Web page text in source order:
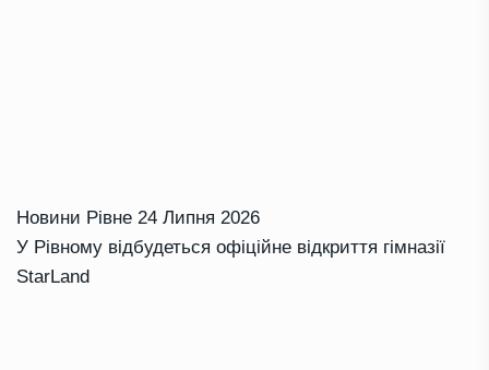
Новини Рівне 24 Липня 2026
У Рівному відбудеться офіційне відкриття гімназії
StarLand